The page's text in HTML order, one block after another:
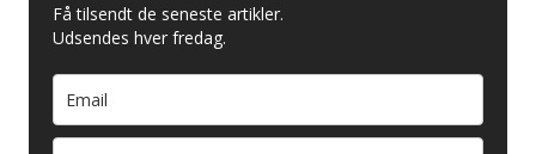
Få tilsendt de seneste artikler.
Udsendes hver fredag.